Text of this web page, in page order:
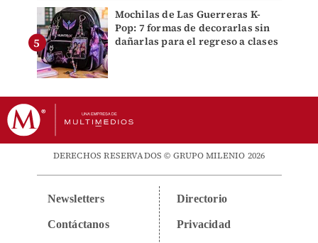
Mochilas de Las Guerreras K-
Pop: 7 formas de decorarlas sin
dañarlas para el regreso a clases
DERECHOS RESERVADOS © GRUPO MILENIO 2026
Newsletters
Contáctanos
Directorio
Privacidad